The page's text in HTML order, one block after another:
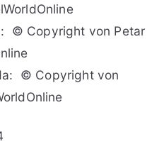
© Copyright von Petar
© Copyright von